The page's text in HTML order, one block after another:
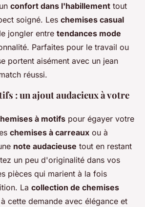
confort dans l'habillement tout
soigné. Les chemises casual
jongler entre tendances mode
Parfaites pour le travail ou
portent aisément avec un jean
réussi.
: un ajout audacieux à votre
à motifs pour égayer votre
chemises à carreaux ou à
note audacieuse tout en restant
un peu d'originalité dans vos
pièces qui marient à la fois
La collection de chemises
cette demande avec élégance et